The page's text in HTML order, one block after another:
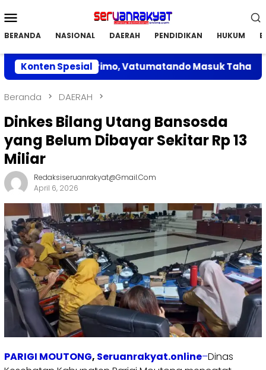
ke
Mobile
BERANDA NASIONAL DAERAH PENDIDIKAN HUKUM
Konten Spesial
di Parimo, Vatumatando Masuk Tahap Penilaian
Beranda DAERAH
Dinkes Bilang Utang Bansosda
yang Belum Dibayar Sekitar Rp 13
Miliar
Redaksiseruanrakyat@gmail.com
April 6, 2026
PARIGI MOUTONG, Seruanrakyat.online–Dinas